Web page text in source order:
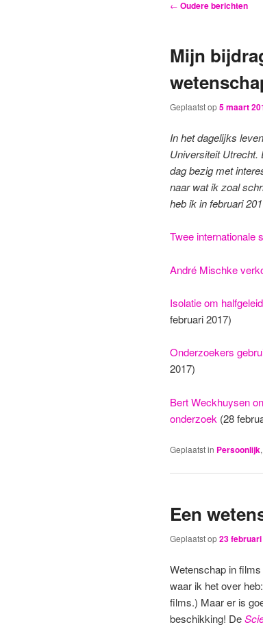
inhoud
inhoud
Bericht
← Oudere berichten
Mijn
Geplaatst op5 maart
In het dagelijks
Universiteit Utrecht.
dag bezig met
naar wat ik zoal
heb ik in februari
Twee internationale
André Mischke
Isolatie om
februari 2017)
Onderzoekers
2017)
Bert Weckhuysen
onderzoek (28
Geplaatst in Persoonlijk,
Een
Geplaatst op23
Wetenschap in
waar ik het over
films.) Maar er is
beschikking! De